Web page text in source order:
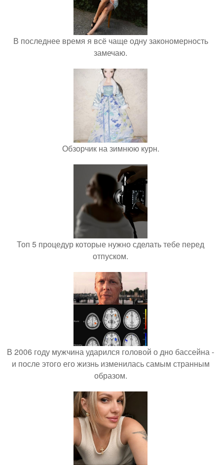
В последнее время я всё чаще одну закономерность
замечаю.
Обзорчик на зимнюю курн.
Топ 5 процедур которые нужно сделать тебе перед
отпуском.
В 2006 году мужчина ударился головой о дно бассейна -
и после этого его жизнь изменилась самым странным
образом.